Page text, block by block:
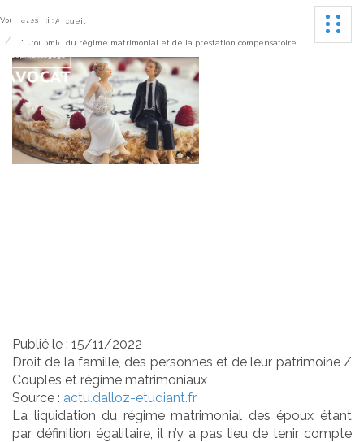
Vous êtes ici :Accueil
Autonomie du régime matrimonial et de la prestation compensatoire
Publié le : 15/11/2022
Droit de la famille, des personnes et de leur patrimoine/
Couples et régime matrimoniaux
Source : actu.dalloz-etudiant.fr
La liquidation du régime matrimonial des époux étant
par définition égalitaire, il n’y a pas lieu de tenir compte